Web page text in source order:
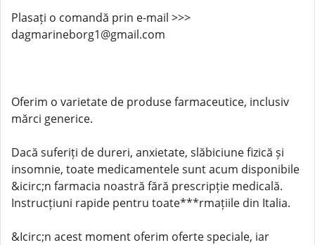
Plasați o comandă prin e-mail >>>
dagmarineborg1@gmail.com
Oferim o varietate de produse farmaceutice, inclusiv
mărci generice.
Dacă suferiți de dureri, anxietate, slăbiciune fizică și
insomnie, toate medicamentele sunt acum disponibile
&icirc;n farmacia noastră fără prescripție medicală.
Instrucțiuni rapide pentru toate***rmațiile din Italia.
&Icirc;n acest moment oferim oferte speciale, iar